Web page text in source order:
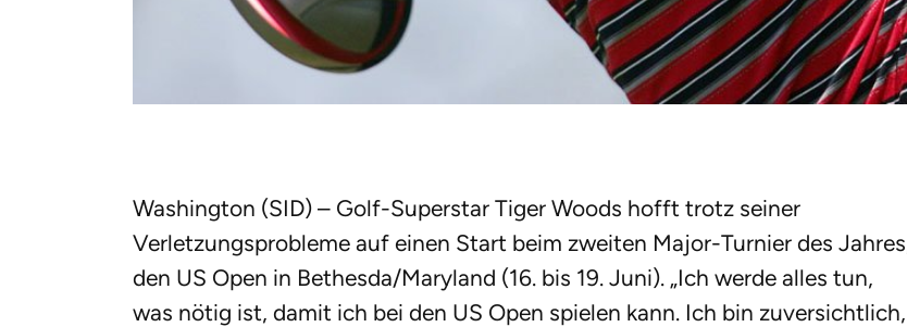
Washington (SID) – Golf-Superstar Tiger Woods hofft trotz seiner
Verletzungsprobleme auf einen Start beim zweiten Major-Turnier des
den US Open in Bethesda/Maryland (16. bis 19. Juni). „Ich werde alles tun,
was nötig ist, damit ich bei den US Open spielen kann. Ich bin zuversichtlich,